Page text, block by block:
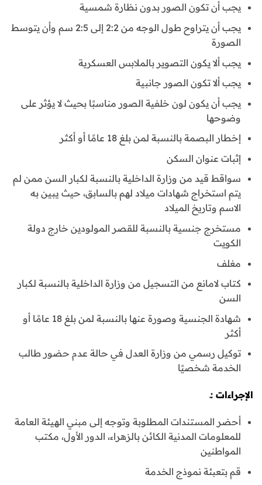
يجب أن تكون الصور بدون نظارة شمسية
يجب أن يتراوح طول الوجه من 2:2 إلى 2:5 سم وأن يتوسط
الصورة
يجب ألا يكون التصوير بالملابس العسكرية
يجب ألا تكون الصور جانبية
يجب أن يكون لون خلفية الصور مناسبًا بحيث لا يؤثر على
وضوحها
إخطار البصمة بالنسبة لمن بلغ 18 عامًا أو أكثر
إثبات عنوان السكن
سواقط قيد من وزارة الداخلية بالنسبة لكبار السن ممن لم
يتم استخراج شهادات ميلاد لهم بالسابق، حيث يبين به
الاسم وتاريخ الميلاد
مستخرج جنسية بالنسبة للقصر المولودين خارج دولة
الكويت
مغلف
كتاب لامانع من التسجيل من وزارة الداخلية بالنسبة لكبار
السن
شهادة الجنسية وصورة عنها بالنسبة لمن بلغ 18 عامًا أو
أكثر
توكيل رسمي من وزارة العدل في حالة عدم حضور طالب
الخدمة شخصيًا
الإجراءات :ـ
أحضر المستندات المطلوبة وتوجه إلى مبني الهيئة العامة
للمعلومات المدنية الكائن بالزهراء، الدور الأول، مكتب
المواطنين
قم بتعبئة نموذج الخدمة